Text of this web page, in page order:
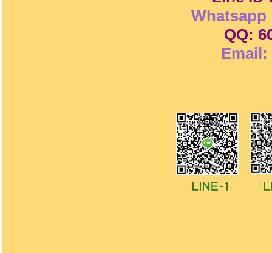
Whatsapp
QQ:
Email: